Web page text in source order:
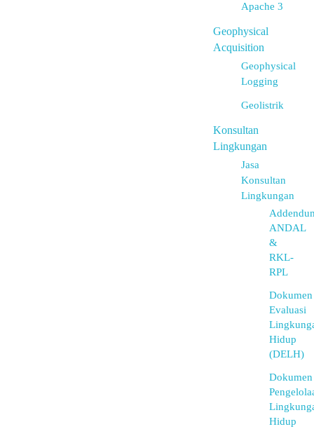
Apache 3
Geophysical
Acquisition
Geophysical
Logging
Geolistrik
Konsultan
Lingkungan
Jasa
Konsultan
Lingkungan
ANDAL
&
RKL-
RPL
Dokumen
Evaluasi
Hidup
(DELH)
Dokumen
Hidup